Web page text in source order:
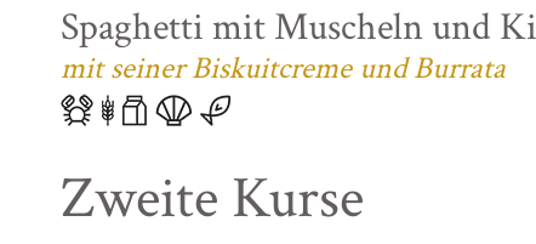
Spaghetti mit Muscheln und
mit seiner Biskuitcreme und Burrata
Zweite Kurse